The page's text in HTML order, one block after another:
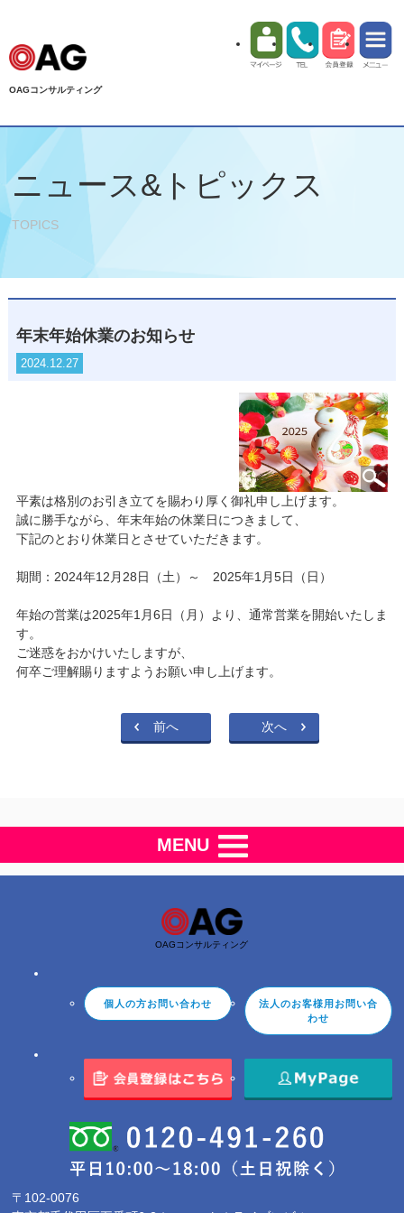
OAGコンサルティング
ニュース&トピックス
TOPICS
年末年始休業のお知らせ
2024.12.27
平素は格別のお引き立てを賜わり厚く御礼申し上げます。
誠に勝手ながら、年末年始の休業日につきまして、
下記のとおり休業日とさせていただきます。
期間：2024年12月28日（土）～ 2025年1月5日（日）
年始の営業は2025年1月6日（月）より、通常営業を開始いたしま
す。
ご迷惑をおかけいたしますが、
何卒ご理解賜りますようお願い申し上げます。
前へ 次へ
MENU
OAGコンサルティング
個人の方お問い合わせ
法人のお客様用お問い合
わせ
〒102-0076